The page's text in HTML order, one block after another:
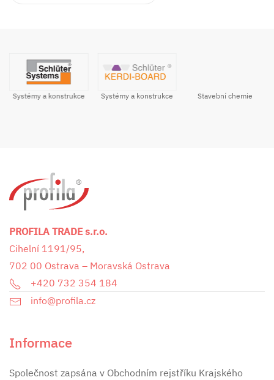
Systémy a konstrukce Systémy a konstrukce Stavební chemie
PROFILA TRADE s.r.o.
Cihelní 1191/95,
702 00 Ostrava – Moravská Ostrava
+420 732 354 184
info@profila.cz
Informace
Společnost zapsána v Obchodním rejstříku Krajského